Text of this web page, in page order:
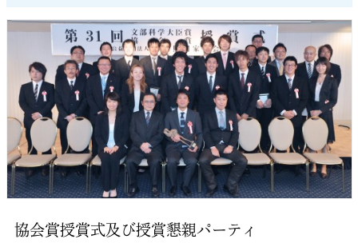
協会賞授賞式及び授賞懇親パーティ